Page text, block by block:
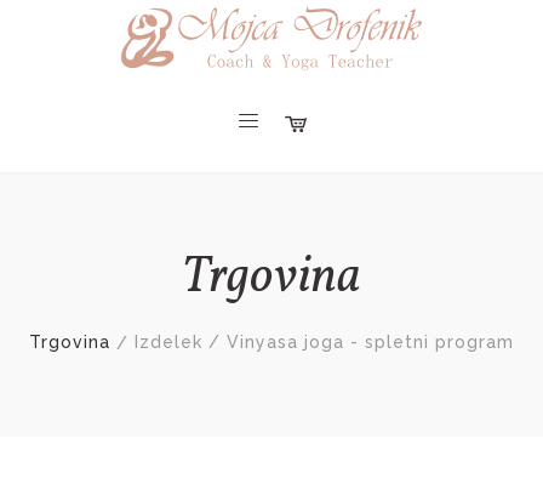
Trgovina
Trgovina Izdelek / Vinyasa joga - spletni program